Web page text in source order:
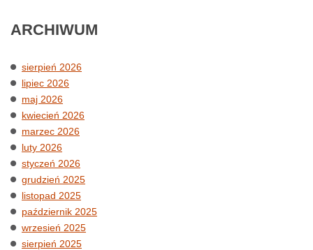
ARCHIWUM
sierpień 2026
lipiec 2026
maj 2026
kwiecień 2026
marzec 2026
luty 2026
styczeń 2026
grudzień 2025
listopad 2025
październik 2025
wrzesień 2025
sierpień 2025